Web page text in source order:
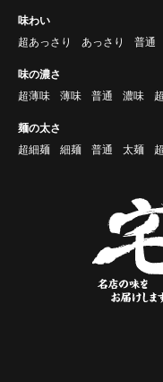
味わい
超あっさり
あっさり 普通
味の濃さ
超薄味
薄味 普通 濃味
麺の太さ
超細麺
細麺 普通 太麺